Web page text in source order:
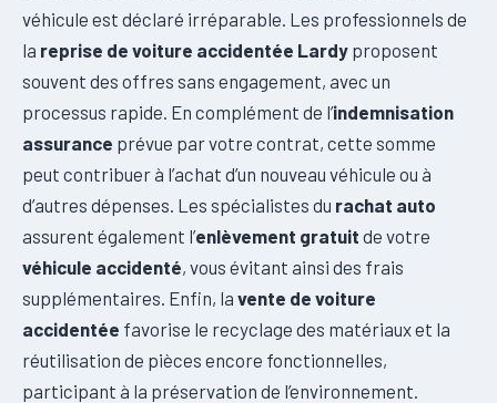
véhicule est déclaré irréparable. Les professionnels de
la reprise de voiture accidentée Lardy proposent
souvent des offres sans engagement, avec un
processus rapide. En complément de l’indemnisation
assurance prévue par votre contrat, cette somme
peut contribuer à l’achat d’un nouveau véhicule ou à
d’autres dépenses. Les spécialistes du rachat auto
assurent également l’enlèvement gratuit de votre
véhicule accidenté, vous évitant ainsi des frais
supplémentaires. Enfin, la vente de voiture
accidentée favorise le recyclage des matériaux et la
réutilisation de pièces encore fonctionnelles,
participant à la préservation de l’environnement.